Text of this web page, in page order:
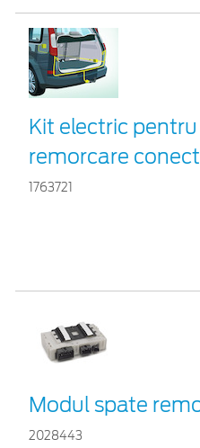
Kit electric
remorcare
1763721
Modul spate
2028443